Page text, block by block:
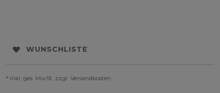
WUNSCHLISTE
* inkl. ges. MwSt. zzgl. Versandkosten